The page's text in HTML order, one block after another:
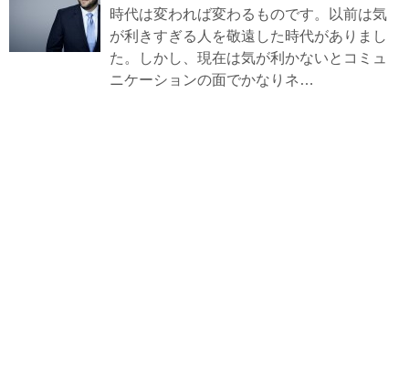
時代は変われば変わるものです。以前は気
が利きすぎる人を敬遠した時代がありまし
た。しかし、現在は気が利かないとコミュ
ニケーションの面でかなりネ…